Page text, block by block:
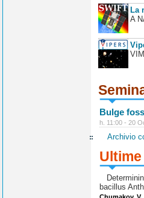
La
A
Bulge
h. 11:00 - 20
Archivio
bacillus